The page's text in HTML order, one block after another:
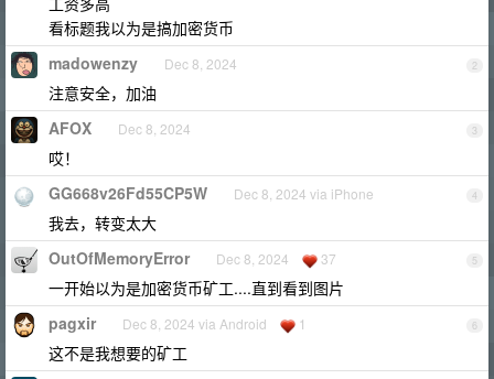
看标题我以为是搞加密货币
2
madowenzy Dec 8, 2024
注意安全，加油
3
AFOX Dec 8, 2024
哎！
4
GG668v26Fd55CP5W Dec 8, 2024 via iPhone
我去，转变太大
5
OutOfMemoryError Dec 8, 2024 37
一开始以为是加密货币矿工....直到看到图片
6
pagxir Dec 8, 2024 via Android 1
这不是我想要的矿工